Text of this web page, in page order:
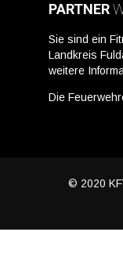
PARTNER
Sie sind ein
Landkreis
weitere
Die
© 2020